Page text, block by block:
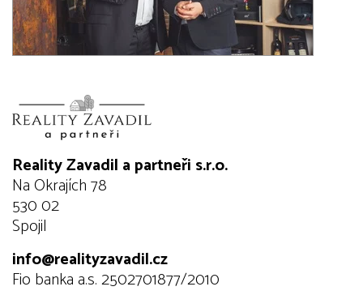
Reality Zavadil a partneři s.r.o.
Na Okrajích 78
530 02
Spojil
info@realityzavadil.cz
Fio banka a.s. 2502701877/2010